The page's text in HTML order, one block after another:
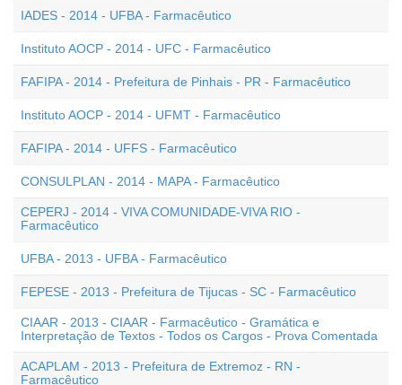
IADES - 2014 - UFBA - Farmacêutico
Instituto AOCP - 2014 - UFC - Farmacêutico
FAFIPA - 2014 - Prefeitura de Pinhais - PR - Farmacêutico
Instituto AOCP - 2014 - UFMT - Farmacêutico
FAFIPA - 2014 - UFFS - Farmacêutico
CONSULPLAN - 2014 - MAPA - Farmacêutico
CEPERJ - 2014 - VIVA COMUNIDADE-VIVA RIO -
Farmacêutico
UFBA - 2013 - UFBA - Farmacêutico
FEPESE - 2013 - Prefeitura de Tijucas - SC - Farmacêutico
CIAAR - 2013 - CIAAR - Farmacêutico - Gramática e
Interpretação de Textos - Todos os Cargos - Prova Comentada
ACAPLAM - 2013 - Prefeitura de Extremoz - RN -
Farmacêutico